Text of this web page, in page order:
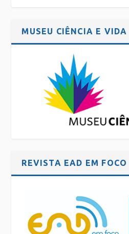
MUSEU CIÊNCIA E VIDA
REVISTA EAD EM FOCO